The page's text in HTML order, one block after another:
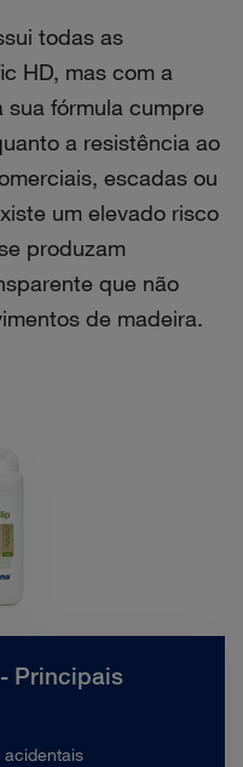
todas as
HD, mas com a
fórmula cumpre
a resistência ao
escadas ou
um elevado risco
produzam
que não
de madeira.
Principais
acidentais